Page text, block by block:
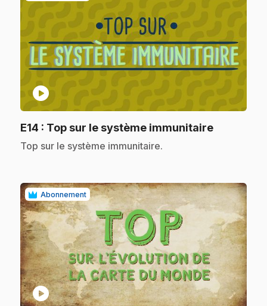
play_circle
E14 : Top sur le système immunitaire.
.Top sur le système immunitaire.
Abonnement
play_circle